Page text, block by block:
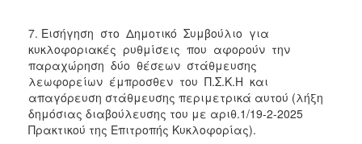
7. Εισήγηση στο Δημοτικό Συμβούλιο για
κυκλοφοριακές ρυθμίσεις που αφορούν την
παραχώρηση δύο θέσεων στάθμευσης
λεωφορείων έμπροσθεν του Π.Σ.Κ.Η και
απαγόρευση στάθμευσης περιμετρικά αυτού (λήξη
δημόσιας διαβούλευσης του με αριθ.1/19-2-2025
Πρακτικού της Επιτροπής Κυκλοφορίας).